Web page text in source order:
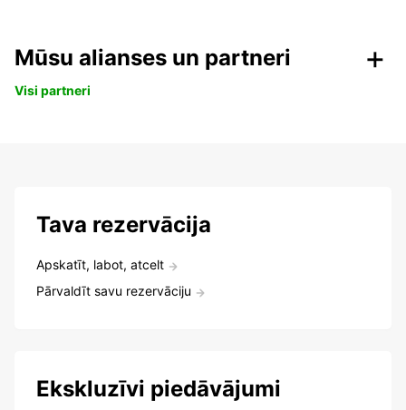
Mūsu alianses un partneri
Visi partneri
Tava rezervācija
Apskatīt, labot, atcelt
Pārvaldīt savu rezervāciju
Ekskluzīvi piedāvājumi